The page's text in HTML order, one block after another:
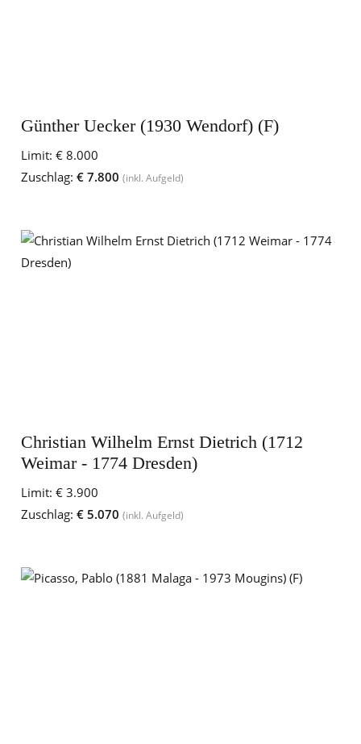
Günther Uecker (1930 Wendorf) (F)
Limit: € 8.000
Zuschlag: € 7.800 (inkl. Aufgeld)
Christian Wilhelm Ernst Dietrich (1712
Weimar - 1774 Dresden)
Limit: € 3.900
Zuschlag: € 5.070 (inkl. Aufgeld)